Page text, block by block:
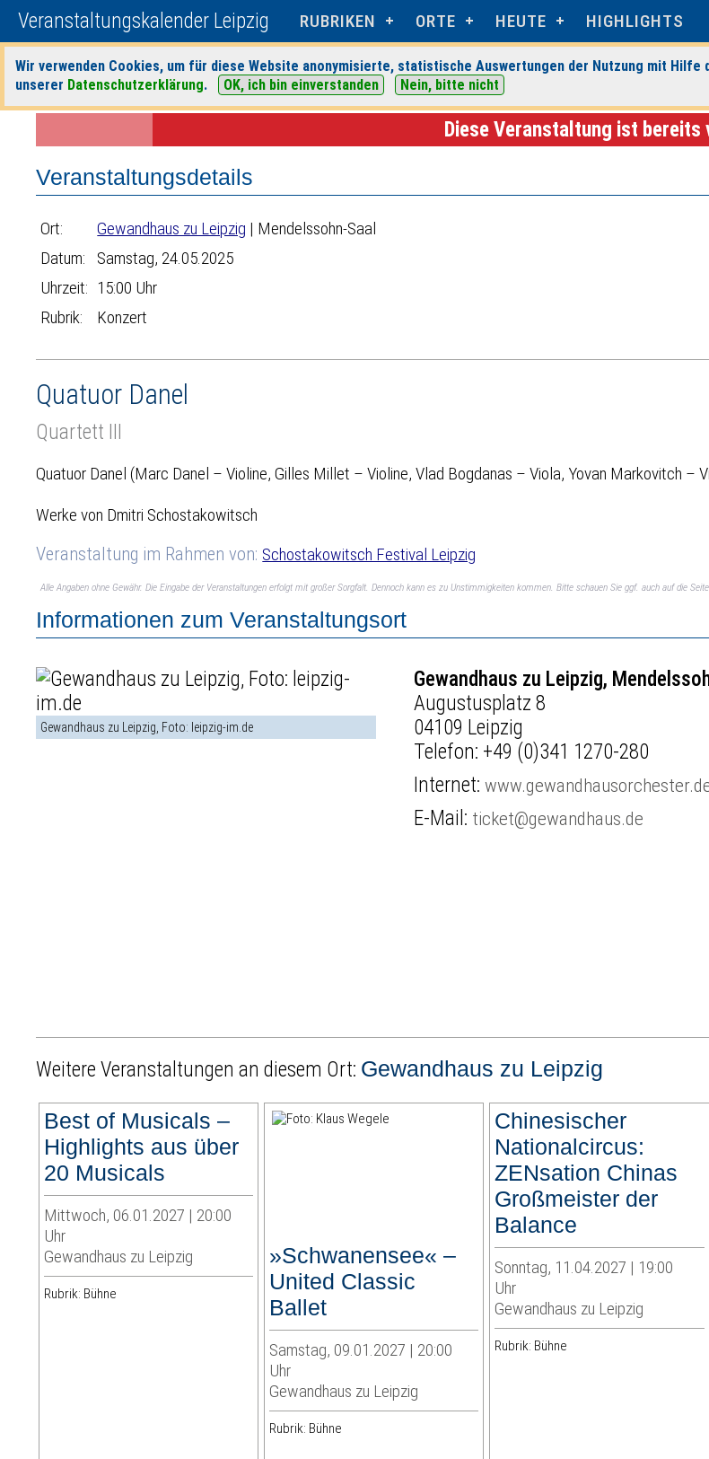
Veranstaltungskalender Leipzig RUBRIKEN ORTE HEUTE HIGHLIGHTS
Wir verwenden Cookies, um für diese Website anonymisierte, statistische Auswertungen der Nutzung mit
unserer Datenschutzerklärung. OK, ich bin einverstanden Nein, bitte nicht
Startseite>Veranstaltungen>Suche> Konzert >Gewandhaus zu Leipzig> Veranstaltungsdetails
Diese Veranstaltung ist bereits
Veranstaltungsdetails
Ort: Gewandhaus zu Leipzig | Mendelssohn-Saal
Datum:
Samstag, 24.05.2025
Uhrzeit: 15:00 Uhr
Rubrik:
Konzert
Quatuor Danel
Quartett III
Quatuor Danel (Marc Danel – Violine, Gilles Millet – Violine, Vlad Bogdanas – Viola, Yovan Markovitch –
Werke von Dmitri Schostakowitsch
Veranstaltung im Rahmen von: Schostakowitsch Festival Leipzig
Alle Angaben ohne Gewähr. Die Eingabe der Veranstaltungen erfolgt mit großer Sorgfalt. Dennoch kann es zu Unstimmigkeiten kommen. Bitte schauen Sie ggf. auch auf die
Informationen zum Veranstaltungsort
Gewandhaus zu Leipzig, Foto: leipzig-im.de
Gewandhaus zu Leipzig,
Augustusplatz 8
04109 Leipzig
Telefon: +49 (0)341 1270-280
Internet:
E-Mail: ticket@gewandhaus.de
Weitere Veranstaltungen an diesem Ort: Gewandhaus zu Leipzig
Best of Musicals –
Highlights aus über
20 Musicals
Mittwoch, 06.01.2027 | 20:00
Uhr
Gewandhaus zu Leipzig
Rubrik: Bühne
»Schwanensee« –
United Classic
Ballet
Samstag, 09.01.2027 | 20:00
Uhr
Gewandhaus zu Leipzig
Rubrik: Bühne
Chinesischer
Nationalcircus:
ZENsation Chinas
Großmeister der
Balance
Sonntag, 11.04.2027 | 19:00
Uhr
Gewandhaus zu Leipzig
Rubrik: Bühne